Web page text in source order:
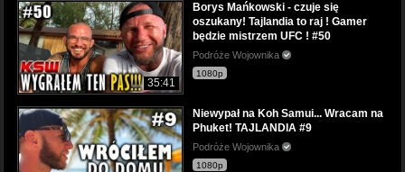
35:41
Borys Mańkowski - czuje się
oszukany! Tajlandia to raj ! Gamer
będzie mistrzem UFC ! #50
Podróże Wojownika
1080p
Niewypał na Koh Samui... Wracam na
Phuket! TAJLANDIA #9
Podróże Wojownika
1080p